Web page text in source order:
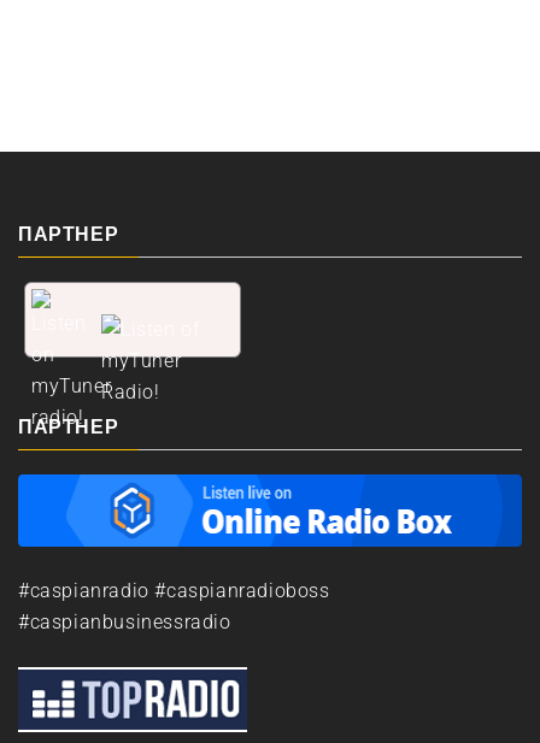
ПАРТНЕР
ПАРТНЕР
#caspianradio #caspianradioboss
#caspianbusinessradio